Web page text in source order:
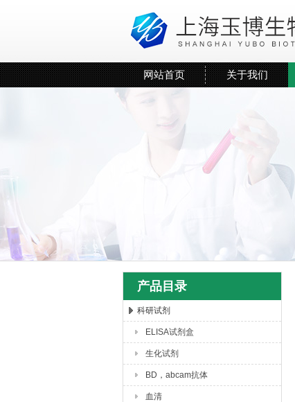
上海玉博生物科技有限公司
网站首页 关于我们
产品目录
科研试剂
ELISA试剂盒
生化试剂
BD，abcam抗体
血清